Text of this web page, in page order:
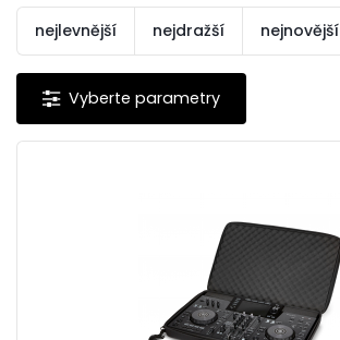
nejlevnější nejdražší nejnovější